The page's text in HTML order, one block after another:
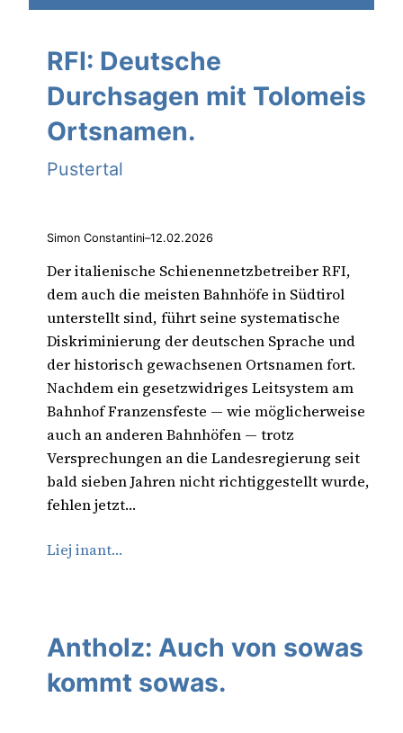
RFI: Deutsche
Durchsagen mit Tolomeis
Ortsnamen.
Pustertal
Simon Constantini–12.02.2026
Der italienische Schienennetzbetreiber RFI,
dem auch die meisten Bahnhöfe in Südtirol
unterstellt sind, führt seine systematische
Diskriminierung der deutschen Sprache und
der historisch gewachsenen Ortsnamen fort.
Nachdem ein gesetzwidriges Leitsystem am
Bahnhof Franzensfeste — wie möglicherweise
auch an anderen Bahnhöfen — trotz
Versprechungen an die Landesregierung seit
bald sieben Jahren nicht richtiggestellt wurde,
fehlen jetzt…
Liej inant…
Antholz: Auch von sowas
kommt sowas.